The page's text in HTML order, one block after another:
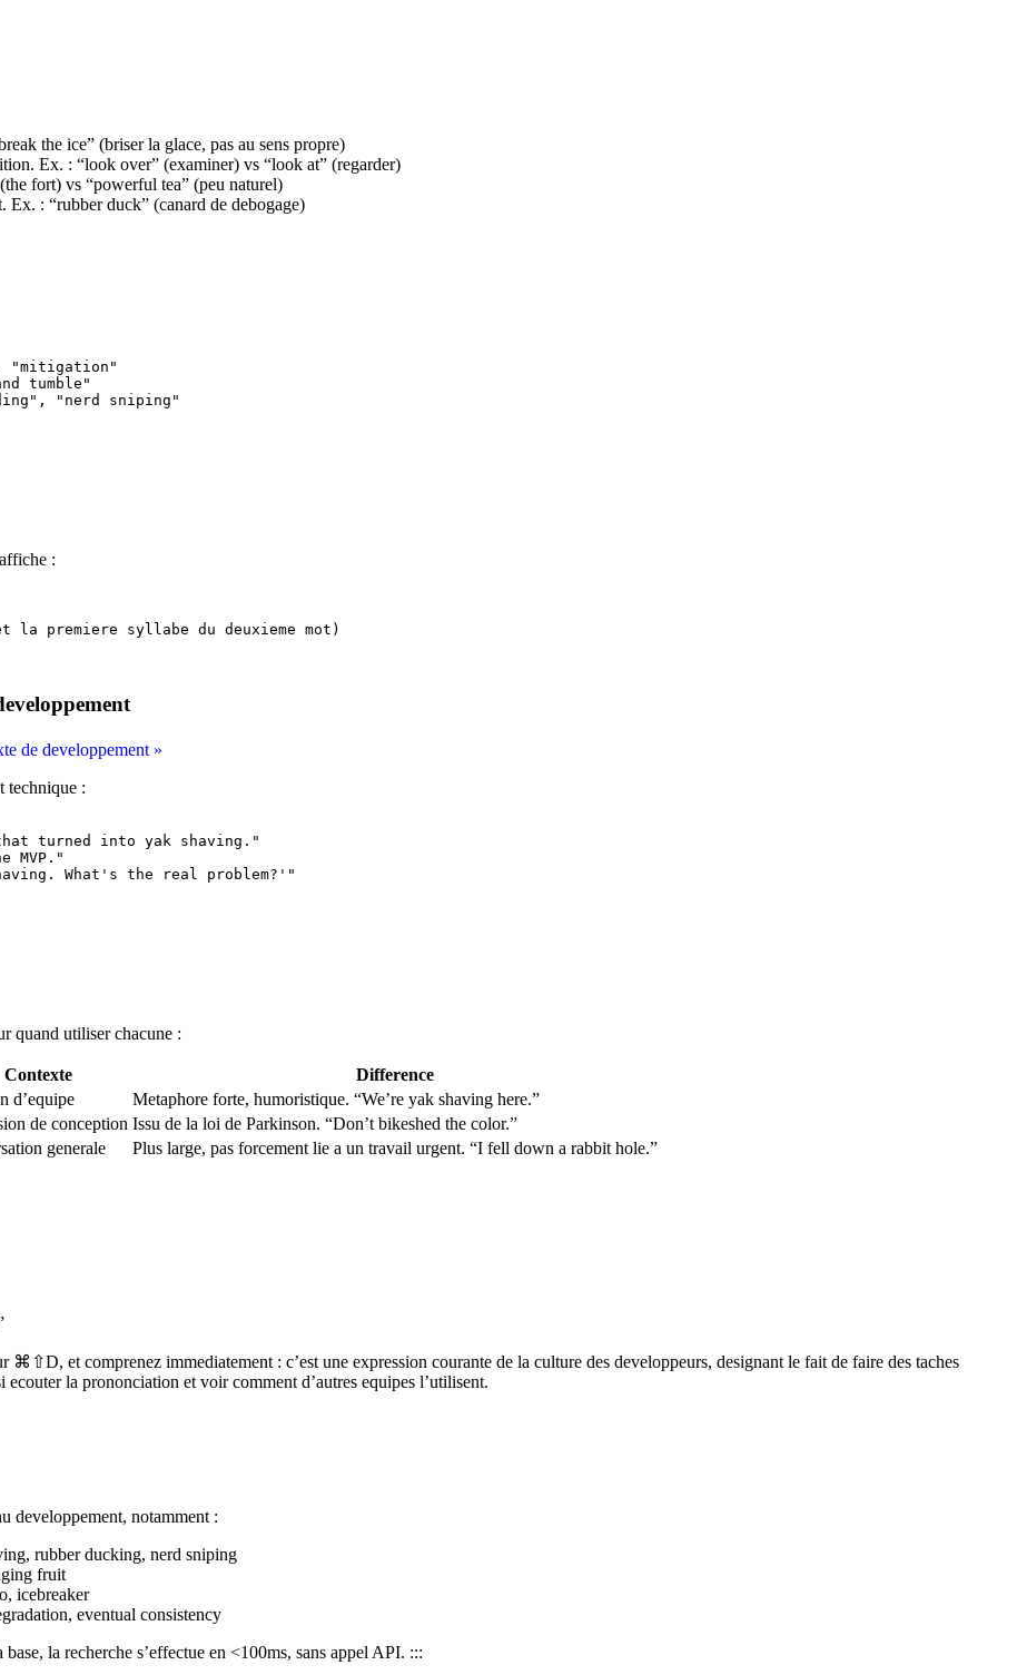
the ice” (briser la glace, pas au sens propre)
Ex. : “look over” (examiner) vs “look at” (regarder)
fort) vs “powerful tea” (peu naturel)
Ex. : “rubber duck” (canard de debogage)
"mitigation"
tumble"
"nerd sniping"
:
premiere syllabe du deuxieme mot)
de developpement »
technique :
turned into yak shaving."
MVP."
What's the real problem?'"
quand utiliser chacune :
Contexte
Difference
d’equipe
Metaphore forte, humoristique. “We’re yak shaving here.”
de conception Issu de la loi de Parkinson. “Don’t bikeshed the color.”
generale Plus large, pas forcement lie a un travail urgent. “I fell down a rabbit hole.”
⌘⇧D, et comprenez immediatement : c’est une expression courante de la culture des developpeurs, designant le fait de faire des taches
la prononciation et voir comment d’autres equipes l’utilisent.
developpement, notamment :
rubber ducking, nerd sniping
fruit
icebreaker
eventual consistency
la recherche s’effectue en <100ms, sans appel API. :::